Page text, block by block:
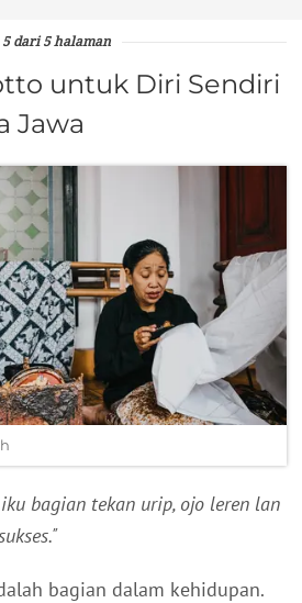
5 dari 5 halaman
untuk Diri Sendiri
Jawa
bagian tekan urip, ojo leren lan
bagian dalam kehidupan.